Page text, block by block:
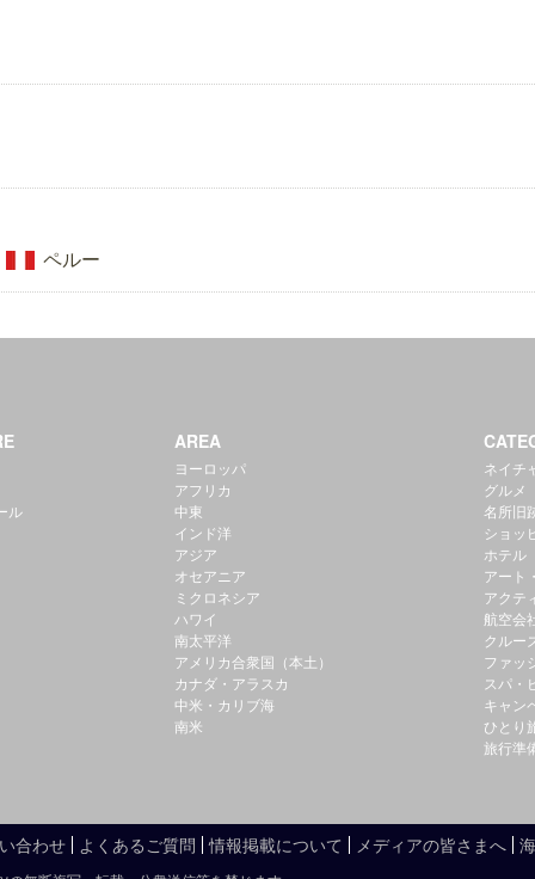
ペルー
ル
AREA
ヨーロッパ
アフリカ
中東
インド洋
アジア
オセアニア
ミクロネシア
ハワイ
南太平洋
アメリカ合衆国（本土）
カナダ・アラスカ
中米・カリブ海
南米
ネイチ
グルメ
名所旧
ショッ
ホテル
アート
アクテ
航空会
クルー
ファッ
スパ・
キャン
ひとり
旅行準
合わせ よくあるご質問 情報掲載について メディアの皆さまへ